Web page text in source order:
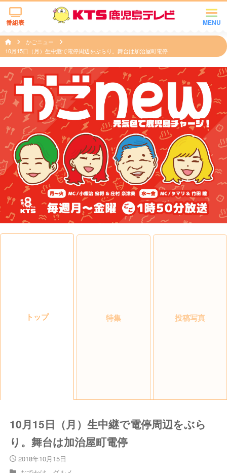
MENU
番組表
かごニュー
10月15日（月）生中継で電停周辺をぶらり。舞台は加治屋町電停
トップ 特集 投稿写真
10月15日（月）生中継で電停周辺をぶら
り。舞台は加治屋町電停
2018年10月15日